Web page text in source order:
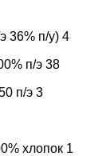
36% п/у) 4
п/э 38
п/э 3
хлопок 1